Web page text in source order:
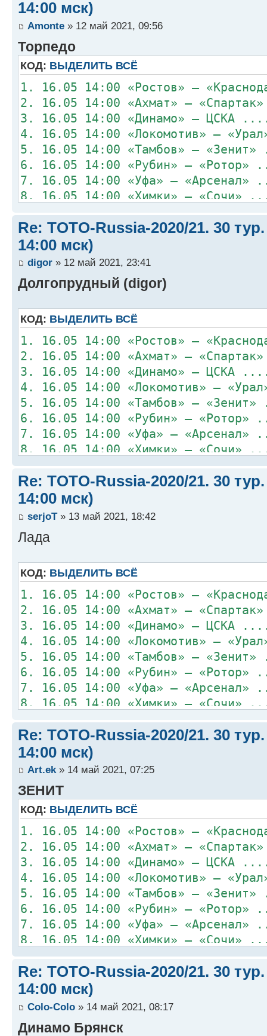
14:00 мск)
Amonte » 12 май 2021, 09:56
Торпедо
КОД: ВЫДЕЛИТЬ ВСЁ
1. 16.05 14:00 «Ростов» –
2. 16.05 14:00 «Ахмат» –
3. 16.05 14:00 «Динамо» –
4. 16.05 14:00 «Локомотив» –
5. 16.05 14:00 «Тамбов» –
6. 16.05 14:00 «Рубин» –
7. 16.05 14:00 «Уфа» –
8. 16.05 14:00 «Химки» –
Re: TOTO-Russia-2020/21. 30
14:00 мск)
digor » 12 май 2021, 23:41
Долгопрудный (digor)
КОД: ВЫДЕЛИТЬ ВСЁ
1. 16.05 14:00 «Ростов» –
2. 16.05 14:00 «Ахмат» –
3. 16.05 14:00 «Динамо» –
4. 16.05 14:00 «Локомотив» –
5. 16.05 14:00 «Тамбов» –
6. 16.05 14:00 «Рубин» –
7. 16.05 14:00 «Уфа» –
8. 16.05 14:00 «Химки» –
Re: TOTO-Russia-2020/21. 30
14:00 мск)
serjoT» 13 май 2021, 18:42
Лада
КОД: ВЫДЕЛИТЬ ВСЁ
1. 16.05 14:00 «Ростов» –
2. 16.05 14:00 «Ахмат» –
3. 16.05 14:00 «Динамо» –
4. 16.05 14:00 «Локомотив» –
5. 16.05 14:00 «Тамбов» –
6. 16.05 14:00 «Рубин» –
7. 16.05 14:00 «Уфа» –
8. 16.05 14:00 «Химки» –
Re: TOTO-Russia-2020/21. 30
14:00 мск)
Art.ek» 14 май 2021, 07:25
ЗЕНИТ
КОД: ВЫДЕЛИТЬ ВСЁ
1. 16.05 14:00 «Ростов» –
2. 16.05 14:00 «Ахмат» –
3. 16.05 14:00 «Динамо» –
4. 16.05 14:00 «Локомотив» –
5. 16.05 14:00 «Тамбов» –
6. 16.05 14:00 «Рубин» –
7. 16.05 14:00 «Уфа» –
8. 16.05 14:00 «Химки» –
Re: TOTO-Russia-2020/21. 30
14:00 мск)
Colo-Colo » 14 май 2021, 08:17
Динамо Брянск